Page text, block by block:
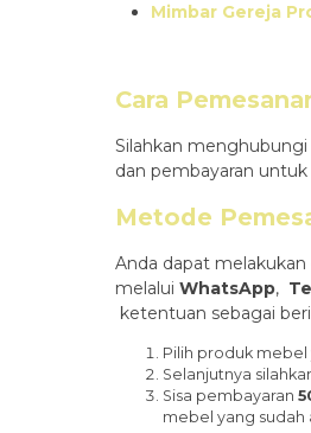
Mimbar Gereja
Cara
Silahkan
dan pembayaran
Metode
Anda dapat
melalui WhatsApp,
ketentuan sebagai
Pilih produk
Selanjutnya
Sisa pembayaran
mebel yang sudah